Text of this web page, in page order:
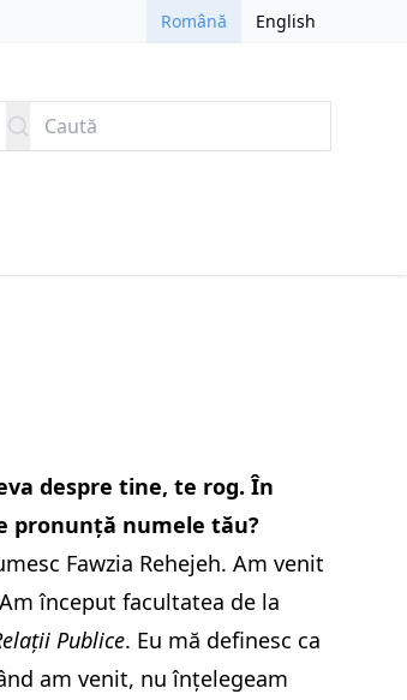
Română English
Caută
despre tine, te rog. În
pronunță numele tău?
Fawzia Rehejeh. Am venit
început facultatea de la
Publice. Eu mă definesc ca
am venit, nu înțelegeam